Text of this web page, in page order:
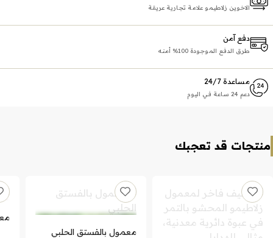
الاخوين زلاطيمو علامة تجارية عريقة
دفع آمن
طرق الدفع الموجودة 100% أمنه
مساعدة 24/7
دعم 24 ساعة في اليوم
منتجات قد تعجبك
معمول بالفستق الحلبي